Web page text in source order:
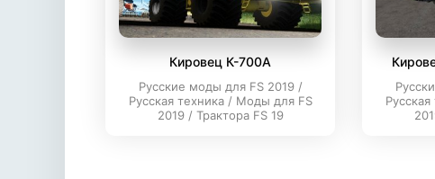
Кировец К-700А
Русские моды для FS 2019 /
Русская техника / Моды для FS
2019 / Трактора FS 19